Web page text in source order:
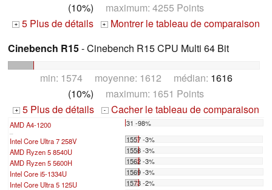
(10%) maximum: 4255 Points
+ 5 Plus de détails + Montrer le tableau de comparaison
Cinebench R15- Cinebench R15 CPU Multi 64 Bit
min: 1574 moyenne: 1612 médian: 1616
(10%) maximum: 1651 Points
+ 5 Plus de détails - Cacher le tableau de comparaison
AMD A4-1200 31 -98%
...
Intel Core Ultra 7 258V
1557 -3%
AMD Ryzen 5 8540U
1558 -3%
AMD Ryzen 5 5600H
1562 -3%
Intel Core i5-1334U
1569 -3%
Intel Core Ultra 5 125U
1573 -2%